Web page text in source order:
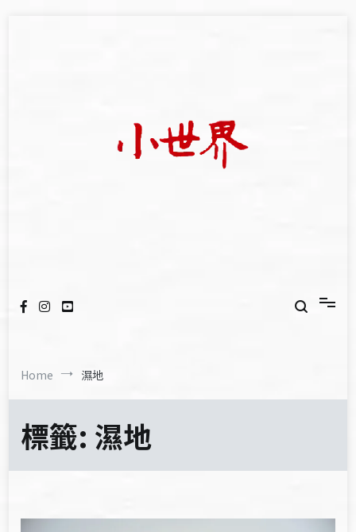
Home 濕地
標籤: 濕地